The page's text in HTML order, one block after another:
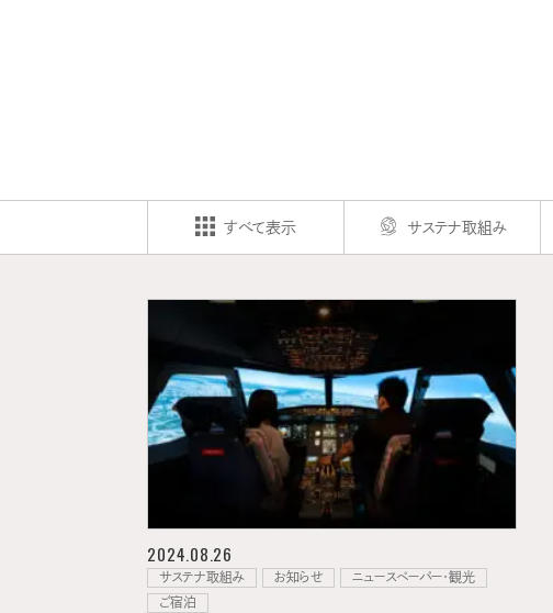
すべて表示 サステナ取組み
2024.08.26
サステナ取組み お知らせ
ニュースペーパー・観光
ご宿泊